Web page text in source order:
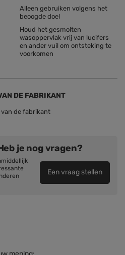
Alleen gebruiken volgens het
beoogde doel
Houd het gesmolten
wasoppervlak vrij van lucifers
en ander vuil om ontsteking te
voorkomen
DE FABRIKANT
van de fabrikant
je nog vragen?
Een vraag stellen